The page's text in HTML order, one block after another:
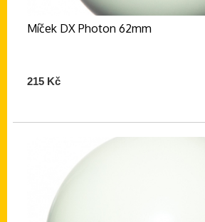
Míček DX Photon 62mm
215 Kč